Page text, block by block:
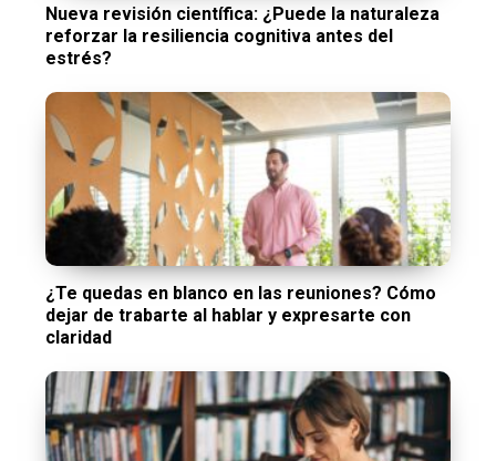
Nueva revisión científica: ¿Puede la naturaleza
reforzar la resiliencia cognitiva antes del
estrés?
¿Te quedas en blanco en las reuniones? Cómo
dejar de trabarte al hablar y expresarte con
claridad